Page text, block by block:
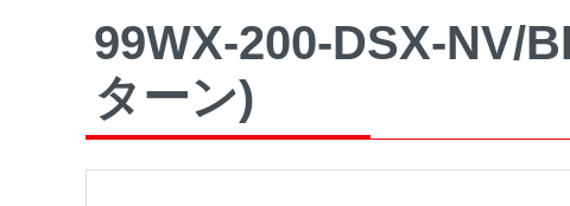
99WX-200-DSX-NV/
ターン)